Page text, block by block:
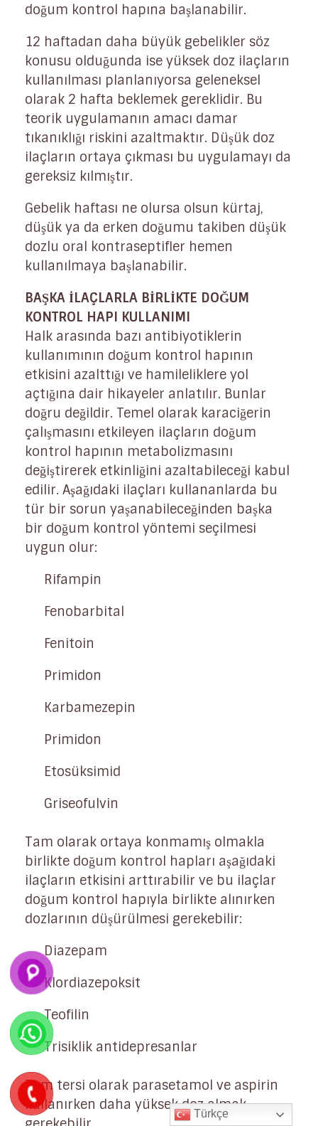
doğum kontrol hapına başlanabilir.
12 haftadan daha büyük gebelikler söz
konusu olduğunda ise yüksek doz ilaçların
kullanılması planlanıyorsa geleneksel
olarak 2 hafta beklemek gereklidir. Bu
teorik uygulamanın amacı damar
tıkanıklığı riskini azaltmaktır. Düşük doz
ilaçların ortaya çıkması bu uygulamayı da
gereksiz kılmıştır.
Gebelik haftası ne olursa olsun kürtaj,
düşük ya da erken doğumu takiben düşük
dozlu oral kontraseptifler hemen
kullanılmaya başlanabilir.
BAŞKA İLAÇLARLA BİRLİKTE DOĞUM
KONTROL HAPI KULLANIMI
Halk arasında bazı antibiyotiklerin
kullanımının doğum kontrol hapının
etkisini azalttığı ve hamileliklere yol
açtığına dair hikayeler anlatılır. Bunlar
doğru değildir. Temel olarak karaciğerin
çalışmasını etkileyen ilaçların doğum
kontrol hapının metabolizmasını
değiştirerek etkinliğini azaltabileceği kabul
edilir. Aşağıdaki ilaçları kullananlarda bu
tür bir sorun yaşanabileceğinden başka
bir doğum kontrol yöntemi seçilmesi
uygun olur:
Rifampin
Fenobarbital
Fenitoin
Primidon
Karbamezepin
Primidon
Etosüksimid
Griseofulvin
Tam olarak ortaya konmamış olmakla
birlikte doğum kontrol hapları aşağıdaki
ilaçların etkisini arttırabilir ve bu ilaçlar
doğum kontrol hapıyla birlikte alınırken
dozlarının düşürülmesi gerekebilir:
Diazepam
Klordiazepoksit
Teofilin
Trisiklik antidepresanlar
Tam tersi olarak parasetamol ve aspirin
kullanırken daha yüksek doz almak
Türkçe